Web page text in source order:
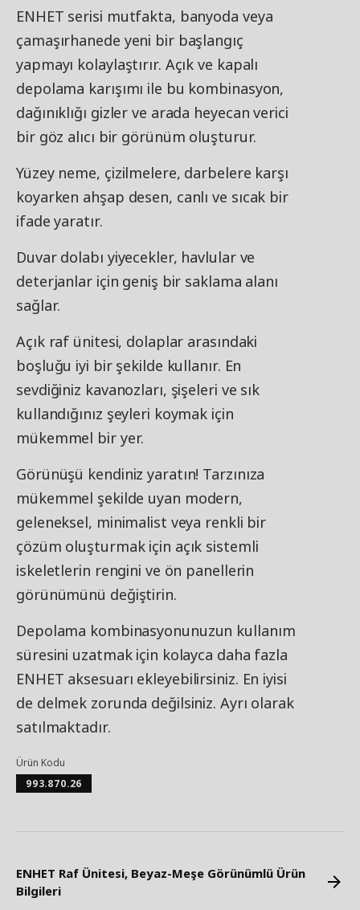
ENHET serisi mutfakta, banyoda veya
çamaşırhanede yeni bir başlangıç
yapmayı kolaylaştırır. Açık ve kapalı
depolama karışımı ile bu kombinasyon,
dağınıklığı gizler ve arada heyecan verici
bir göz alıcı bir görünüm oluşturur.
Yüzey neme, çizilmelere, darbelere karşı
koyarken ahşap desen, canlı ve sıcak bir
ifade yaratır.
Duvar dolabı yiyecekler, havlular ve
deterjanlar için geniş bir saklama alanı
sağlar.
Açık raf ünitesi, dolaplar arasındaki
boşluğu iyi bir şekilde kullanır. En
sevdiğiniz kavanozları, şişeleri ve sık
kullandığınız şeyleri koymak için
mükemmel bir yer.
Görünüşü kendiniz yaratın! Tarzınıza
mükemmel şekilde uyan modern,
geleneksel, minimalist veya renkli bir
çözüm oluşturmak için açık sistemli
iskeletlerin rengini ve ön panellerin
görünümünü değiştirin.
Depolama kombinasyonunuzun kullanım
süresini uzatmak için kolayca daha fazla
ENHET aksesuarı ekleyebilirsiniz. En iyisi
de delmek zorunda değilsiniz. Ayrı olarak
satılmaktadır.
Ürün Kodu
993.870.26
ENHET Raf Ünitesi, Beyaz-Meşe Görünümlü Ürün
Bilgileri